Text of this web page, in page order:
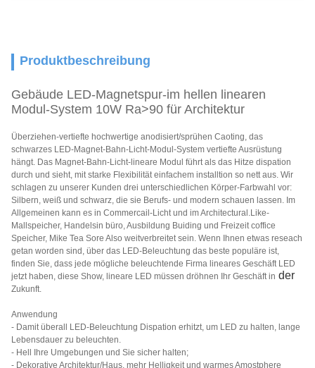
Produktbeschreibung
Gebäude LED-Magnetspur-im hellen linearen
Modul-System 10W Ra>90 für Architektur
Überziehen-vertiefte hochwertige anodisiert/sprühen Caoting, das
schwarzes LED-Magnet-Bahn-Licht-Modul-System vertiefte Ausrüstung
hängt. Das Magnet-Bahn-Licht-lineare Modul führt als das Hitze dispation
durch und sieht, mit starke Flexibilität einfachem installtion so nett aus. Wir
schlagen zu unserer Kunden drei unterschiedlichen Körper-Farbwahl vor:
Silbern, weiß und schwarz, die sie Berufs- und modern schauen lassen. Im
Allgemeinen kann es in Commercail-Licht und im Architectural.Like-
Mallspeicher, Handelsin büro, Ausbildung Buiding und Freizeit coffice
Speicher, Mike Tea Sore Also weitverbreitet sein. Wenn Ihnen etwas reseach
getan worden sind, über das LED-Beleuchtung das beste populäre ist,
finden Sie, dass jede mögliche beleuchtende Firma lineares Geschäft LED
jetzt haben, diese Show, lineare LED müssen dröhnen Ihr Geschäft in der
Zukunft.
Anwendung
- Damit überall LED-Beleuchtung Dispation erhitzt, um LED zu halten, lange
Lebensdauer zu beleuchten.
- Hell Ihre Umgebungen und Sie sicher halten;
- Dekorative Architektur/Haus, mehr Helligkeit und warmes Amostphere